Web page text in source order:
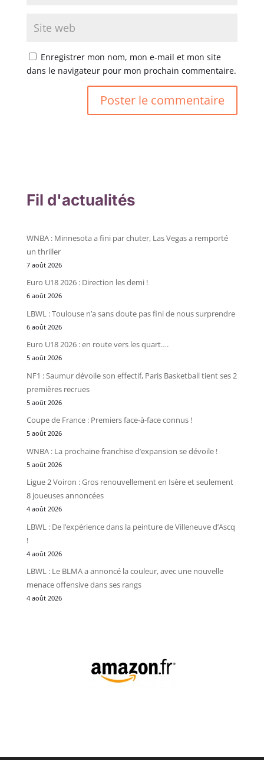
Enregistrer mon nom, mon e-mail et mon site
dans le navigateur pour mon prochain commentaire.
Fil d'actualités
WNBA : Minnesota a fini par chuter, Las Vegas a remporté
un thriller
7 août 2026
Euro U18 2026 : Direction les demi !
6 août 2026
LBWL : Toulouse n’a sans doute pas fini de nous surprendre
6 août 2026
Euro U18 2026 : en route vers les quart….
5 août 2026
NF1 : Saumur dévoile son effectif, Paris Basketball tient ses 2
premières recrues
5 août 2026
Coupe de France : Premiers face-à-face connus !
5 août 2026
WNBA : La prochaine franchise d’expansion se dévoile !
5 août 2026
Ligue 2 Voiron : Gros renouvellement en Isère et seulement
8 joueuses annoncées
4 août 2026
LBWL : De l’expérience dans la peinture de Villeneuve d’Ascq
!
4 août 2026
LBWL : Le BLMA a annoncé la couleur, avec une nouvelle
menace offensive dans ses rangs
4 août 2026